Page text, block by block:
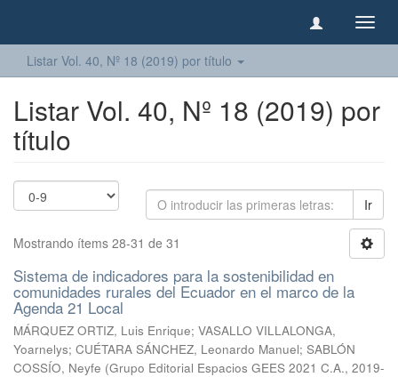
Listar Vol. 40, Nº 18 (2019) por título
Listar Vol. 40, Nº 18 (2019) por
título
Ir
Mostrando ítems 28-31 de 31
Sistema de indicadores para la sostenibilidad en
comunidades rurales del Ecuador en el marco de la
Agenda 21 Local
MÁRQUEZ ORTIZ, Luis Enrique; VASALLO VILLALONGA,
Yoarnelys; CUÉTARA SÁNCHEZ, Leonardo Manuel; SABLÓN
COSSÍO, Neyfe (Grupo Editorial Espacios GEES 2021 C.A., 2019-